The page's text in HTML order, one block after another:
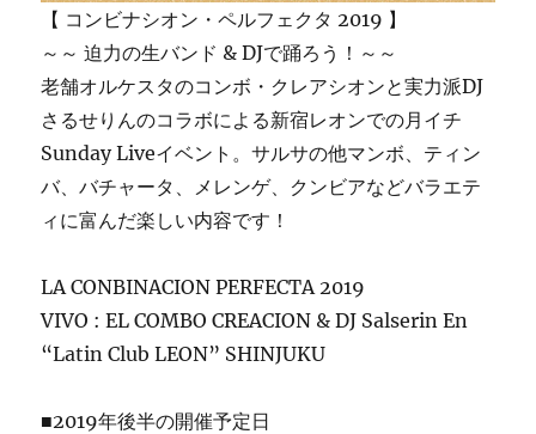
【 コンビナシオン・ペルフェクタ 2019 】
～～ 迫力の生バンド & DJで踊ろう！～～
老舗オルケスタのコンボ・クレアシオンと実力派DJ
さるせりんのコラボによる新宿レオンでの月イチ
Sunday Liveイベント。サルサの他マンボ、ティン
バ、バチャータ、メレンゲ、クンビアなどバラエテ
ィに富んだ楽しい内容です！
LA CONBINACION PERFECTA 2019
VIVO : EL COMBO CREACION & DJ Salserin En
“Latin Club LEON” SHINJUKU
■2019年後半の開催予定日